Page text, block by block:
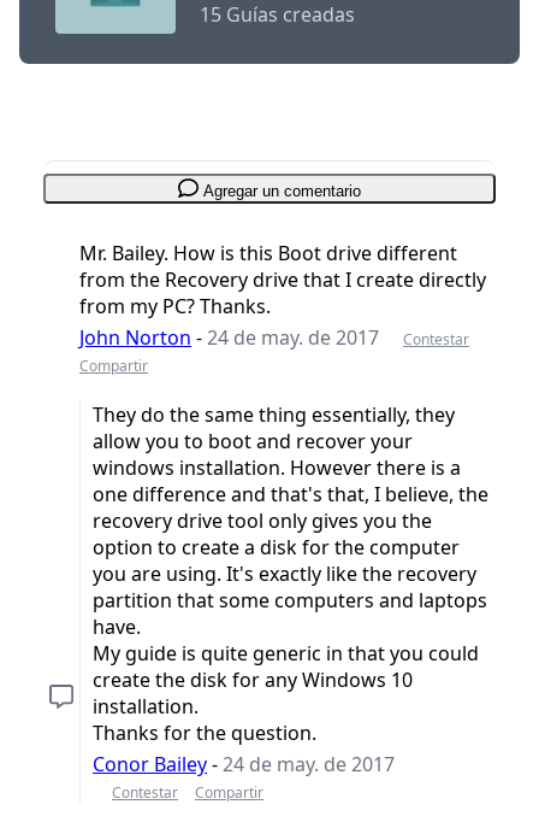
15 Guías creadas
Agregar un comentario
Mr. Bailey. How is this Boot drive different
from the Recovery drive that I create directly
from my PC? Thanks.
John Norton -24 de may. de 2017
Contestar
Compartir
They do the same thing essentially, they
allow you to boot and recover your
windows installation. However there is a
one difference and that's that, I believe, the
recovery drive tool only gives you the
option to create a disk for the computer
you are using. It's exactly like the recovery
partition that some computers and laptops
have.
My guide is quite generic in that you could
create the disk for any Windows 10
installation.
Thanks for the question.
Conor Bailey-24 de may. de 2017
Contestar Compartir